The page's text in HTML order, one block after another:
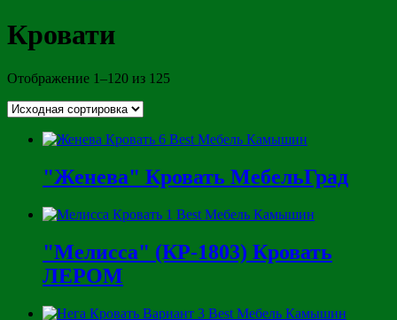
Кровати
Отображение 1–120 из 125
"Женева" Кровать МебельГрад
"Мелисса" (КР-1803) Кровать
ЛЕРОМ